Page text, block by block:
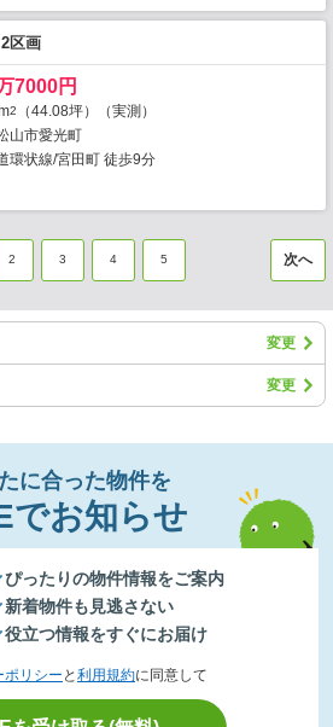
区画
7000円
2
（44.08坪）（実測）
山市愛光町
環状線/宮田町 徒歩9分
2 3 4 5 次へ
変更
変更
に合った物件を
でお知らせ
ぴったりの物件情報をご案内
新着物件も見逃さない
役立つ情報をすぐにお届け
ポリシー と 利用規約に同意して